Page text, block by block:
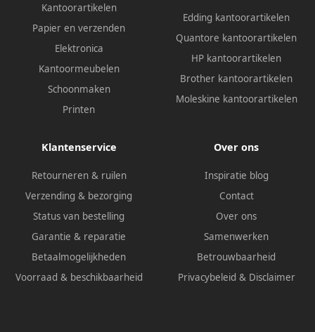
Kantoorartikelen
Papier en verzenden
Elektronica
Kantoormeubelen
Schoonmaken
Printen
Edding kantoorartikelen
Quantore kantoorartikelen
HP kantoorartikelen
Brother kantoorartikelen
Moleskine kantoorartikelen
Klantenservice
Retourneren & ruilen
Verzending & bezorging
Status van bestelling
Garantie & reparatie
Betaalmogelijkheden
Voorraad & beschikbaarheid
Over ons
Inspiratie blog
Contact
Over ons
Samenwerken
Betrouwbaarheid
Privacybeleid & Disclaimer